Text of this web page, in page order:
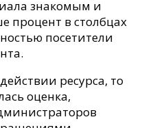
знакомым и
процент в столбцах
посетители
ресурса, то
оценка,